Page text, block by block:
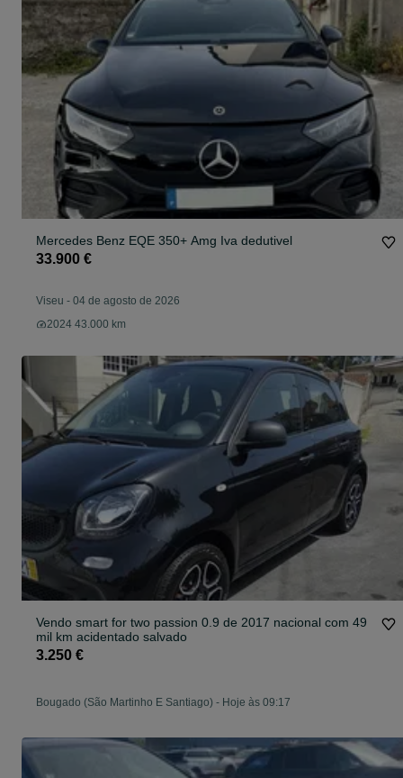
Mercedes Benz EQE 350+ Amg Iva dedutivel
33.900 €
Viseu - 04 de agosto de 2026
2024 43.000 km
Vendo smart for two passion 0.9 de 2017 nacional com 49
mil km acidentado salvado
3.250 €
Bougado (São Martinho E Santiago) - Hoje às 09:17